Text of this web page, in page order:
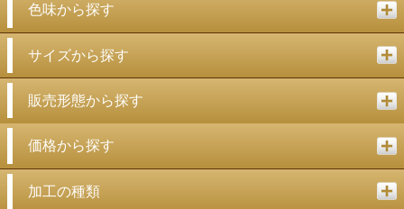
色味から探す
サイズから探す
販売形態から探す
価格から探す
加工の種類